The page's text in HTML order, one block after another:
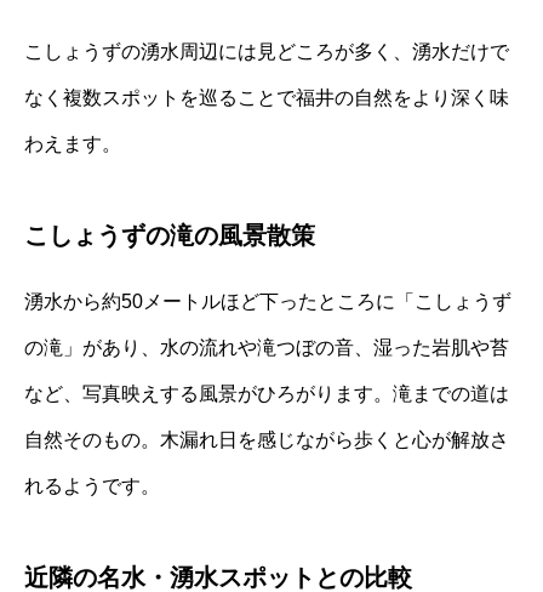
こしょうずの湧水周辺には見どころが多く、湧水だけで
なく複数スポットを巡ることで福井の自然をより深く味
わえます。
こしょうずの滝の風景散策
湧水から約50メートルほど下ったところに「こしょうず
の滝」があり、水の流れや滝つぼの音、湿った岩肌や苔
など、写真映えする風景がひろがります。滝までの道は
自然そのもの。木漏れ日を感じながら歩くと心が解放さ
れるようです。
近隣の名水・湧水スポットとの比較